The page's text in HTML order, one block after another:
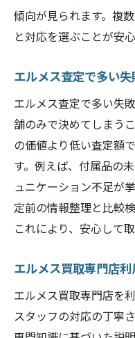
傾向が見られます。複
と対応を選ぶことが安
エルメス査定で多い
エルメス査定で多い失
舗のみで決めてしまう
の価値より低い査定額
す。例えば、付属品の
ュニケーション不足が
定前の情報整理と比較
これにより、安心して
エルメス買取専門店
エルメス買取専門店を
スタッフの対応の丁寧